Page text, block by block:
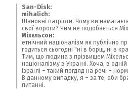
San-Disk:
mihalich:
Шановні патріоти. Чому ви
свої вороги? Чим не подобається
Міхєльсон:
етнічний націоналізм як публічно
годиться сьогодні "ні в борщ, ні в
Тим, що людина з прізвищем
націоналізму в Україні. Хоча, в
Ізраїлі – такий погдяд на речі –
В данному випадку, я – за те, аби
питанні.